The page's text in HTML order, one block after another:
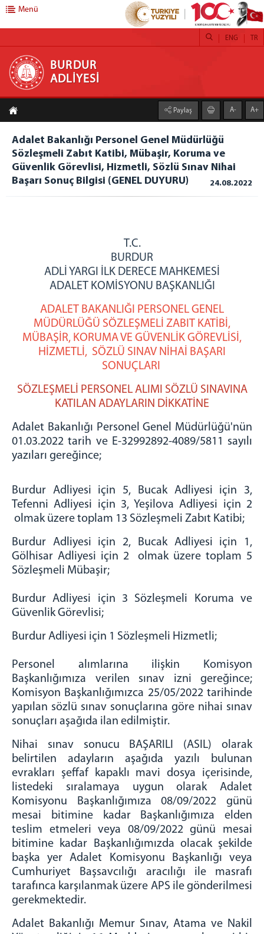
BURDUR ADLİYESİ
ANASAYFA
ADLİYEMİZ
Merkez ve Mülhakat Birim Müdürleri
Adliye Tanıtım
Lojman Bilgileri
Faaliyet Raporları
2023 yılı Raporu
2024 yılı Raporu
2025 yılı Raporu
BAŞSAVCILIK
Cumhuriyet Başsavcısı
Cumhuriyet Savcıları
İdari İşler Müdürlüğü
Bilgi İşlem Şefliği
MAHKEMELER
Adalet Komisyon Başkanlığı
Ceza Mahkemeleri
2.Ağır Ceza Mahkemesi
1.Asliye Ceza Mahkemesi
3.Asliye Ceza Mahkemesi
4.Asliye Ceza Mahkemesi
İcra Ceza Mahkemesi
İnfaz Hakimliği
Sulh Ceza Hakimliği
1.Asliye Hukuk Mahkemesi
2.Asliye Hukuk Mahkemesi
3.Asliye Hukuk Mahkemesi
İş Mahkemesi
Aile Mahkemesi
1.Sulh Hukuk Mahkemesi
2.Sulh Hukuk Mahkemesi
İcra Hukuk Mahkemesi
Kadastro Mahkemesi
1. ve 2.Sulh Hukuk Mahkemesi Satış Memurluğu
Arabuluculuk Büro
Mahkeme/Savcılık Önbüro
Hakimlerin İzin Durumları
BİRİMLER
Burdur E Tipi CİK Müdürlüğü
Denetimli Serbestlik Müdürlüğü
Adli Tıp Şube Müdürlüğü
Menü
BURDUR
ADLİYESİ
TR
ENG
Paylaş A- A+
Adalet Bakanlığı Personel Genel Müdürlüğü
Sözleşmeli Zabıt Katibi, Mübaşir, Koruma ve
Güvenlik Görevlisi, Hizmetli, Sözlü Sınav Nihai
Başarı Sonuç Bilgisi (GENEL DUYURU)
24.08.2022
T.C.
BURDUR
ADLİ YARGI İLK DERECE MAHKEMESİ
ADALET KOMİSYONU BAŞKANLIĞI
ADALET BAKANLIĞI PERSONEL GENEL
MÜDÜRLÜĞÜ SÖZLEŞMELİ ZABIT KATİBİ,
MÜBAŞİR, KORUMA VE GÜVENLİK GÖREVLİSİ,
HİZMETLİ, SÖZLÜ SINAV NİHAİ BAŞARI
SONUÇLARI
SÖZLEŞMELİ PERSONEL ALIMI SÖZLÜ SINAVINA
KATILAN ADAYLARIN DİKKATİNE
Adalet Bakanlığı Personel Genel Müdürlüğü'nün
01.03.2022 tarih ve E-32992892-4089/5811 sayılı
yazıları gereğince;
Burdur Adliyesi için 5, Bucak Adliyesi için 3,
Tefenni Adliyesi için 3, Yeşilova Adliyesi için 2
olmak üzere toplam 13 Sözleşmeli Zabıt Katibi;
Burdur Adliyesi için 2, Bucak Adliyesi için 1,
Gölhisar Adliyesi için 2 olmak üzere toplam 5
Sözleşmeli Mübaşir;
Burdur Adliyesi için 3 Sözleşmeli Koruma ve
Güvenlik Görevlisi;
Burdur Adliyesi için 1 Sözleşmeli Hizmetli;
Personel alımlarına ilişkin Komisyon
Başkanlığımıza verilen sınav izni gereğince;
Komisyon Başkanlığımızca 25/05/2022 tarihinde
yapılan sözlü sınav sonuçlarına göre nihai sınav
sonuçları aşağıda ilan edilmiştir.
Nihai sınav sonucu BAŞARILI (ASIL) olarak
belirtilen adayların aşağıda yazılı bulunan
evrakları şeffaf kapaklı mavi dosya içerisinde,
listedeki sıralamaya uygun olarak Adalet
Komisyonu Başkanlığımıza 08/09/2022 günü
mesai bitimine kadar Başkanlığımıza elden
teslim etmeleri veya 08/09/2022 günü mesai
bitimine kadar Başkanlığımızda olacak şekilde
başka yer Adalet Komisyonu Başkanlığı veya
Cumhuriyet Başsavcılığı aracılığı ile masrafı
tarafınca karşılanmak üzere APS ile gönderilmesi
gerekmektedir.
Adalet Bakanlığı Memur Sınav, Atama ve Nakil